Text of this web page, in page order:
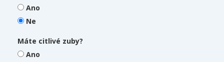
Ano
Ne
Máte citlivé zuby?
Ano